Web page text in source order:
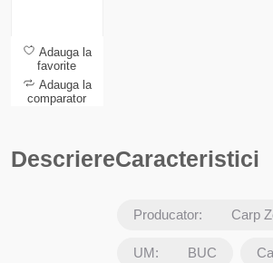
Adauga la
favorite
Adauga la
comparator
DescriereCaracteristici
Producator: Carp
UM: BUC